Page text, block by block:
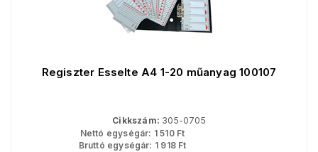
Regiszter Esselte A4 1-20 műanyag 100107
Cikkszám: 305-0705
Nettó egységár: 1 510Ft
Bruttó egységár: 1 918Ft